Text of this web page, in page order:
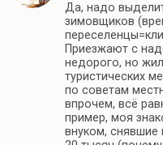
Да, надо
зимовщиков
Приезжают с
недорого, но
туристических
по советам
впрочем, всё
пример, моя
внуком, снявшие